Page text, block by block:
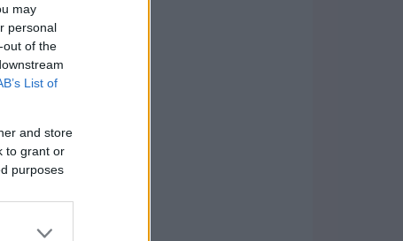
may
personal
out of the
List of
and store
to grant or
purposes